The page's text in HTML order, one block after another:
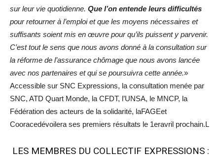
sur leur vie quotidienne. Que l’on entende leurs difficultés
pour retourner à l’emploi et que les moyens nécessaires et
suffisants soient mis en œuvre pour qu’ils puissent y parvenir.
C’est tout le sens que nous avons donné à la consultation sur
la réforme de l’assurance chômage que nous avons lancée
avec nos partenaires et qui se poursuivra cette année.»
Accessible sur SNC Expressions, la consultation menée par
SNC, ATD Quart Monde, la CFDT, l’UNSA, le MNCP, la
Fédération des acteurs de la solidarité, laFAGEet
Cooracedévoilera ses premiers résultats le 1eravril prochain.L
LES MEMBRES DU COLLECTIF EXPRESSIONS :